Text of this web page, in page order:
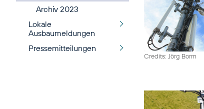
Archiv 2023
Lokale
Ausbaumeldungen
Pressemitteilungen
Credits: Jörg Borm